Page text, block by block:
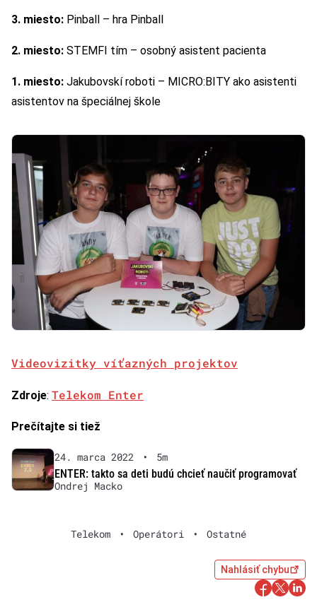
3. miesto: Pinball – hra Pinball
2. miesto: STEMFI tím – osobný asistent pacienta
1. miesto: Jakubovskí roboti – MICRO:BITY ako asistenti
asistentov na špeciálnej škole
Videovizitky víťazných projektov
Zdroje: Telekom Enter
Prečítajte si tiež
24. marca 2022 •
5m
ENTER: takto sa deti budú chcieť naučiť programovať
Ondrej Macko
Telekom • Operátori • Ostatné
Nahlásiť chybu